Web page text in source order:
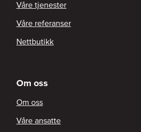
Våre tjenester
Våre referanser
Nettbutikk
Om oss
Om oss
Våre ansatte